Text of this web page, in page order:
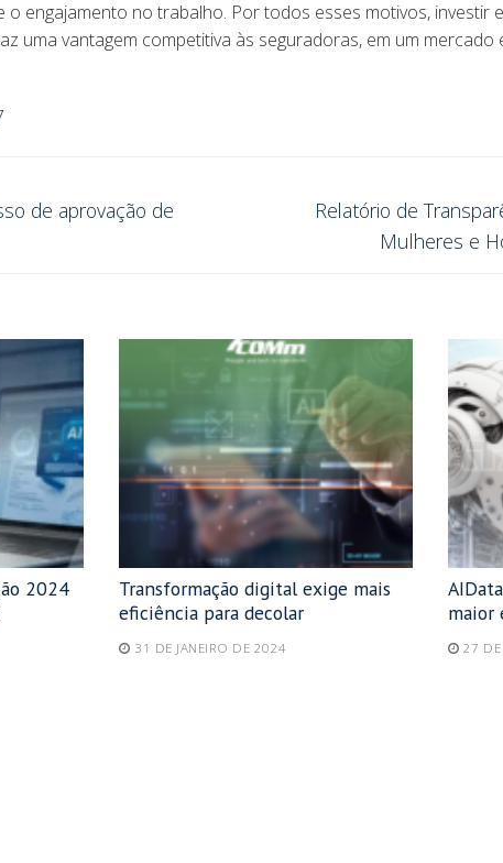
o engajamento no trabalho. Por todos esses motivos, investir
uma vantagem competitiva às seguradoras, em um
de aprovação de
Relatório de
Mulheres e
2024
Transformação digital exige mais
eficiência para decolar
31 DE JANEIRO DE 2024
maior
27